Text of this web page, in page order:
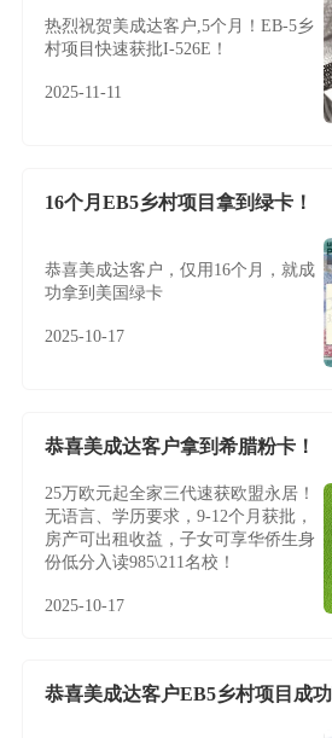
热烈祝贺美成达客户,5个月！EB-5乡
村项目快速获批I-526E！
2025-11-11
16个月EB5乡村项目拿到绿卡！
恭喜美成达客户，仅用16个月，就成
功拿到美国绿卡
2025-10-17
恭喜美成达客户拿到希腊粉卡！
25万欧元起全家三代速获欧盟永居！
无语言、学历要求，9-12个月获批，
房产可出租收益，子女可享华侨生身
份低分入读985\211名校！
2025-10-17
恭喜美成达客户EB5乡村项目成功